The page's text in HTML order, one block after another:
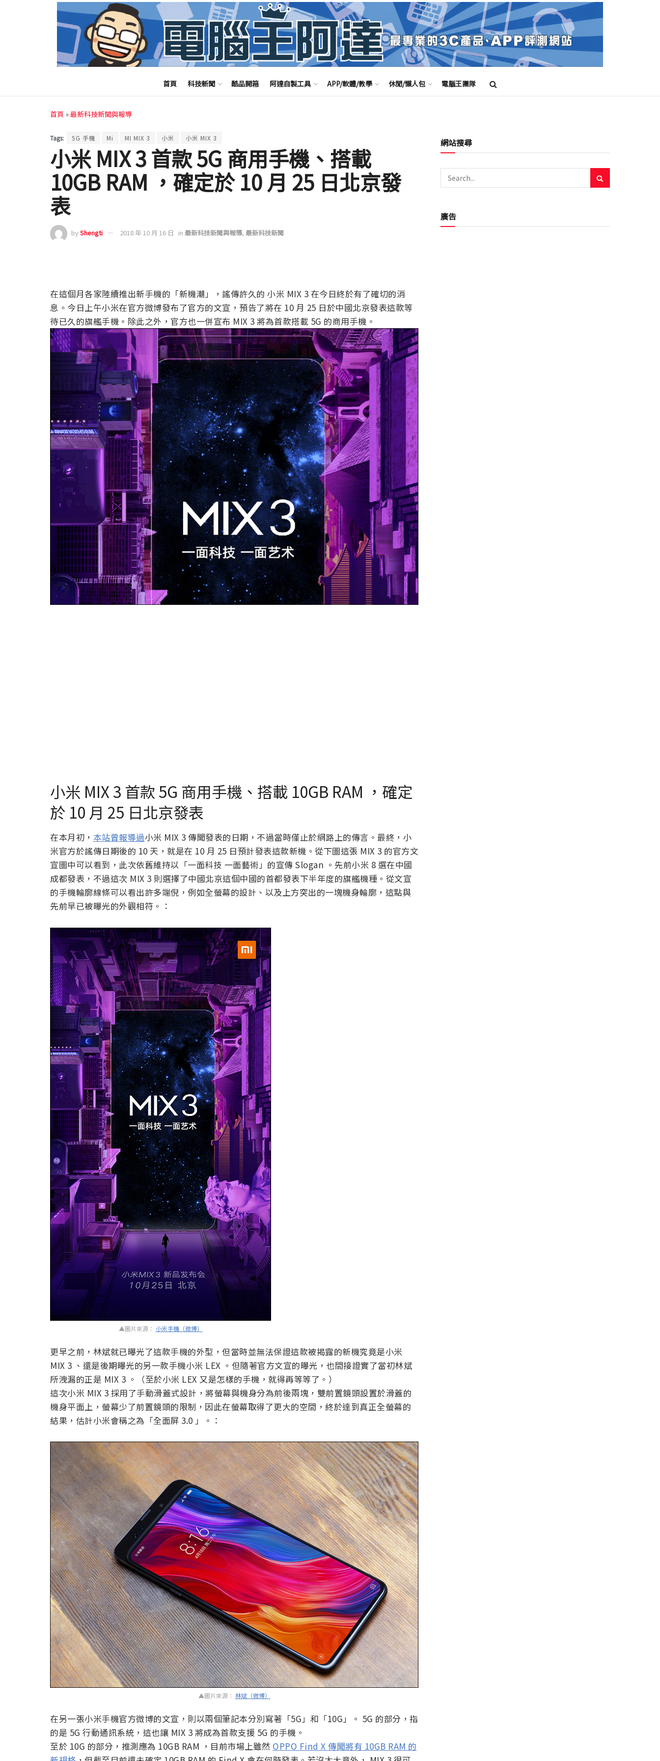
首頁 科技新聞 酷品開箱 阿達自製工具 APP/軟體/教學 休閒/懶人包 電腦王團隊
首頁 »最新科技新聞與報導
Tags: 5G 手機 Mi MI MIX 3 小米 小米 MIX 3
小米 MIX 3 首款 5G 商用手機、搭載
10GB RAM ，確定於 10 月 25 日北京發
表
byShengti 2018 年 10 月 16 日 in 最新科技新聞與報導, 最新科技新聞
在這個月各家陸續推出新手機的「新機潮」，謠傳許久的 小米 MIX 3 在今日終於有了確切的消
息。今日上午小米在官方微博發布了官方的文宣，預告了將在 10 月 25 日於中國北京發表這款等
待已久的旗艦手機。除此之外，官方也一併宣布 MIX 3 將為首款搭載 5G 的商用手機。
小米 MIX 3 首款 5G 商用手機、搭載 10GB RAM ，確定
於 10 月 25 日北京發表
在本月初， 本站曾報導過小米 MIX 3 傳聞發表的日期，不過當時僅止於網路上的傳言。最終，小
米官方於謠傳日期後的 10 天，就是在 10 月 25 日預計發表這款新機。從下圖這張 MIX 3 的官方文
宣圖中可以看到，此次依舊維持以「一面科技 一面藝術」的宣傳 Slogan 。先前小米 8 選在中國
成都發表，不過這次 MIX 3 則選擇了中國北京這個中國的首都發表下半年度的旗艦機種。從文宣
的手機輪廓線條可以看出許多端倪，例如全螢幕的設計、以及上方突出的一塊機身輪廓，這點與
先前早已被曝光的外觀相符。：
▲圖片來源： 小米手機（微博）
更早之前，林斌就已曝光了這款手機的外型，但當時並無法保證這款被揭露的新機究竟是小米
MIX 3 、還是後期曝光的另一款手機小米 LEX 。但隨著官方文宣的曝光，也間接證實了當初林斌
所洩漏的正是 MIX 3 。（至於小米 LEX 又是怎樣的手機，就得再等等了。）
這次小米 MIX 3 採用了手動滑蓋式設計，將螢幕與機身分為前後兩塊，雙前置鏡頭設置於滑蓋的
機身平面上，螢幕少了前置鏡頭的限制，因此在螢幕取得了更大的空間，終於達到真正全螢幕的
結果，估計小米會稱之為「全面屏 3.0 」。：
▲圖片來源： 林斌（微博）
在另一張小米手機官方微博的文宣，則以兩個筆記本分別寫著「5G」和「10G」。 5G 的部分，指
的是 5G 行動通訊系統，這也讓 MIX 3 將成為首款支援 5G 的手機。
至於 10G 的部分，推測應為 10GB RAM ，目前市場上雖然 OPPO Find X 傳聞將有 10GB RAM 的
網站搜尋
廣告